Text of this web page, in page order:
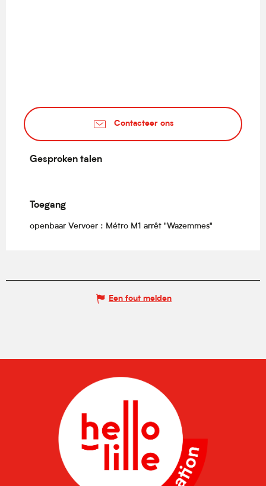
Contacteer ons
Gesproken talen
Gesproken talen
Toegang
Toegang
openbaar Vervoer : Métro M1 arrêt "Wazemmes"
Een fout melden